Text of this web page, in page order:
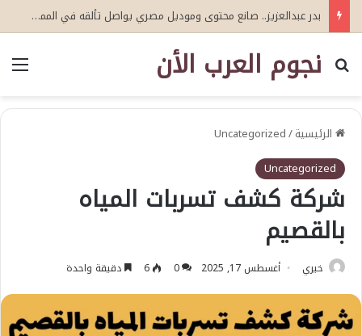
خليك فاكر
نجوم العرب الأن
بحث عن
الرئيسية/
Uncategorized
Uncategorized
شركة كشف تسربات المياه
بالقصيم
خيري أغسطس 17, 2025 0
6 دقيقة واحدة